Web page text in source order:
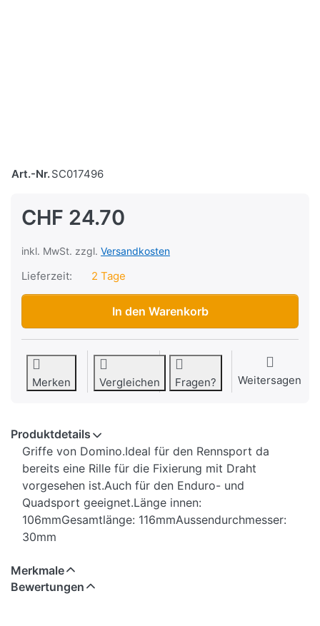
Art.-Nr.SC017496
CHF 24.70
inkl. MwSt. zzgl. Versandkosten
Lieferzeit:
2 Tage
Lenkergriffe Domino Cross, Blau/Weiss zu CHF 24.70,
In den Warenkorb
Merken Vergleichen Fragen? Weitersagen
Produktdetails
Griffe von Domino.Ideal für den Rennsport da
bereits eine Rille für die Fixierung mit Draht
vorgesehen ist.Auch für den Enduro- und
Quadsport geeignet.Länge innen:
106mmGesamtlänge: 116mmAussendurchmesser:
30mm
Merkmale
Bewertungen